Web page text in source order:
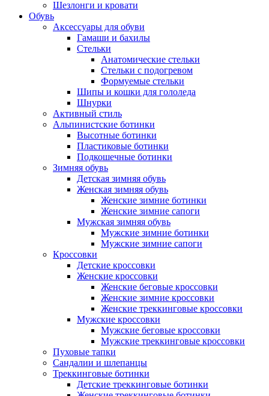
Шезлонги и кровати
Обувь
Аксессуары для обуви
Гамаши и бахилы
Стельки
Анатомические стельки
Стельки с подогревом
Формуемые стельки
Шипы и кошки для гололеда
Шнурки
Активный стиль
Альпинистские ботинки
Высотные ботинки
Пластиковые ботинки
Подкошечные ботинки
Зимняя обувь
Детская зимняя обувь
Женская зимняя обувь
Женские зимние ботинки
Женские зимние сапоги
Мужская зимняя обувь
Мужские зимние ботинки
Мужские зимние сапоги
Кроссовки
Детские кроссовки
Женские кроссовки
Женские беговые кроссовки
Женские зимние кроссовки
Женские треккинговые кроссовки
Мужские кроссовки
Мужские беговые кроссовки
Мужские треккинговые кроссовки
Пуховые тапки
Сандалии и шлепанцы
Треккинговые ботинки
Детские треккинговые ботинки